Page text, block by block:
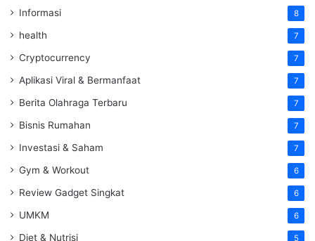
Informasi 8
health 7
Cryptocurrency 7
Aplikasi Viral & Bermanfaat 7
Berita Olahraga Terbaru 7
Bisnis Rumahan 7
Investasi & Saham 7
Gym & Workout 6
Review Gadget Singkat 6
UMKM 6
Diet & Nutrisi 5